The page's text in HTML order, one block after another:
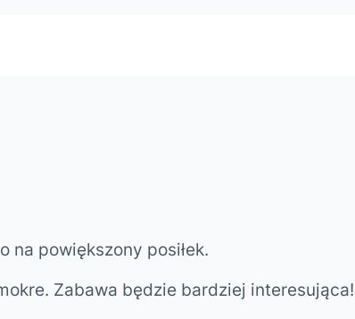
na powiększony posiłek.
Zabawa będzie bardziej